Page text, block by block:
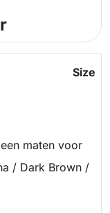
Size
maten voor
/ Dark Brown /